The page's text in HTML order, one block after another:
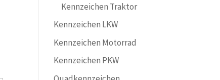
Kennzeichen Traktor
Kennzeichen LKW
Kennzeichen Motorrad
Kennzeichen PKW